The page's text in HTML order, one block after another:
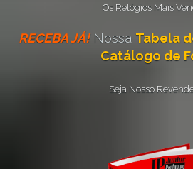
Os Relógios Mais
RECEBA JÁ!Nossa Tabela
Catálogo de
Seja Nosso